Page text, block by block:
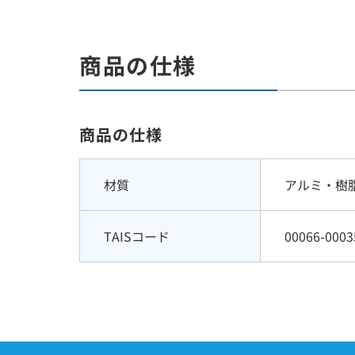
商品の仕様
商品の仕様
材質 アルミ・樹
TAISコード 00066-